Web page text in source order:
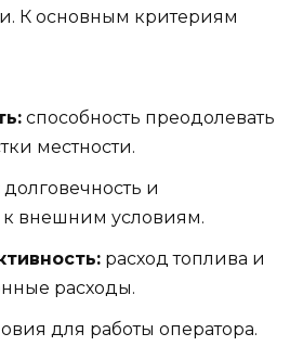
К основным критериям
способность преодолевать
местности.
долговечность и
к внешним условиям.
расход топлива и
расходы.
для работы оператора.